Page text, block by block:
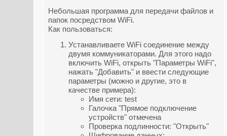
Небольшая программа для передачи файлов и
папок посредством WiFi.
Как пользоваться:
Устанавливаете WiFi соединение между
двумя коммуникаторами. Для этого надо
включить WiFi, открыть "Параметры WiFi",
нажать "Добавить" и ввести следующие
параметры (можно и другие, это в
качестве примера):
Имя сети: test
Галочка "Прямое подключение
устройств" отмечена
Проверка подлинности: "Открыть"